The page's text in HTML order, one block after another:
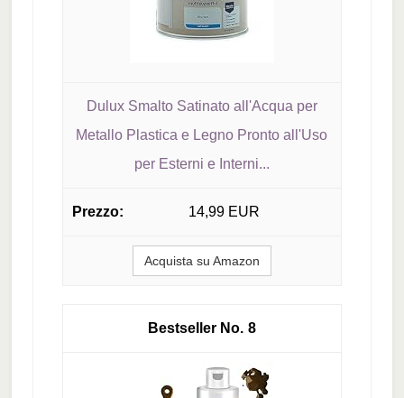
Dulux Smalto Satinato all'Acqua per
Metallo Plastica e Legno Pronto all'Uso
per Esterni e Interni...
14,99 EUR
Acquista su Amazon
8